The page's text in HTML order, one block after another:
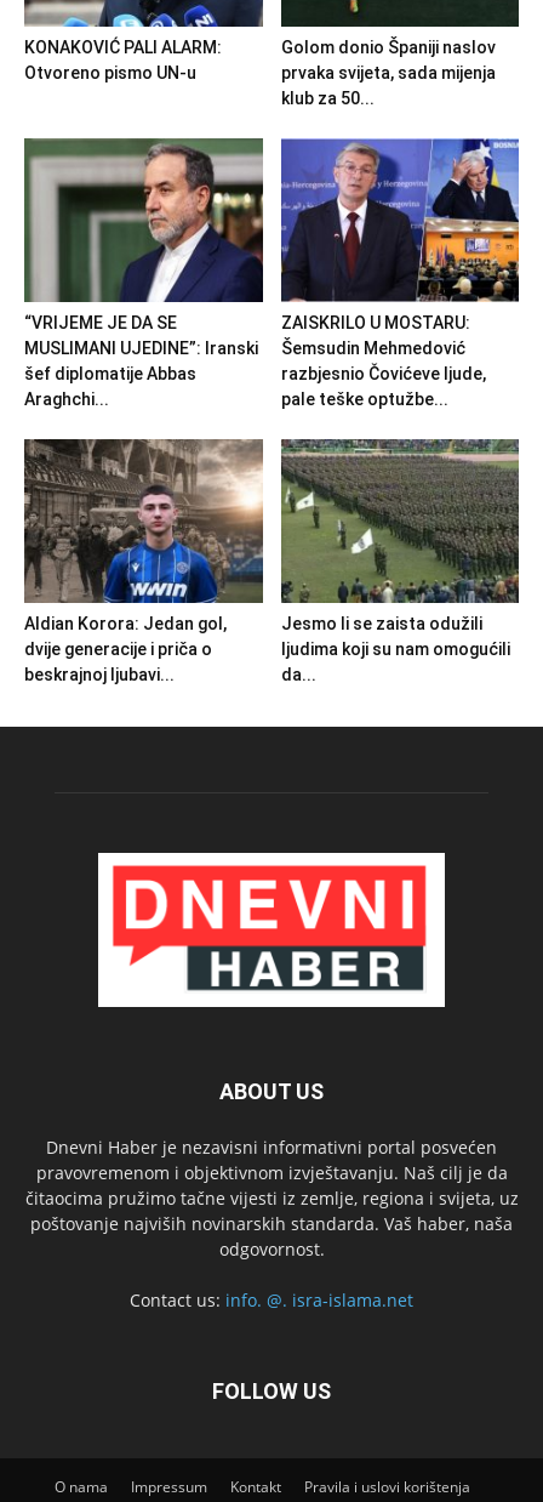
KONAKOVIĆ PALI ALARM:
Otvoreno pismo UN-u
Golom donio Španiji naslov
prvaka svijeta, sada mijenja
klub za 50...
“VRIJEME JE DA SE
MUSLIMANI UJEDINE”: Iranski
šef diplomatije Abbas
Araghchi...
ZAISKRILO U MOSTARU:
Šemsudin Mehmedović
razbjesnio Čovićeve ljude,
pale teške optužbe...
Aldian Korora: Jedan gol,
dvije generacije i priča o
beskrajnoj ljubavi...
Jesmo li se zaista odužili
ljudima koji su nam omogućili
da...
ABOUT US
Dnevni Haber je nezavisni informativni portal posvećen
pravovremenom i objektivnom izvještavanju. Naš cilj je da
čitaocima pružimo tačne vijesti iz zemlje, regiona i svijeta, uz
poštovanje najviših novinarskih standarda. Vaš haber, naša
odgovornost.
Contact us: info. @. isra-islama.net
FOLLOW US
O nama Impressum Kontakt
Pravila i uslovi korištenja